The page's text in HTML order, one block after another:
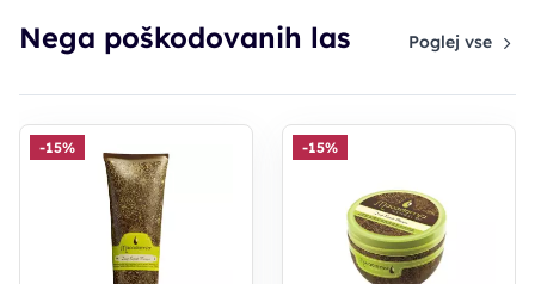
Nega poškodovanih las Poglej vse
-15% -15%